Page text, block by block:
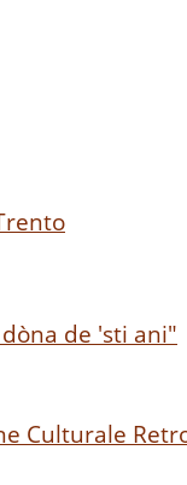
de 'sti ani"
Culturale